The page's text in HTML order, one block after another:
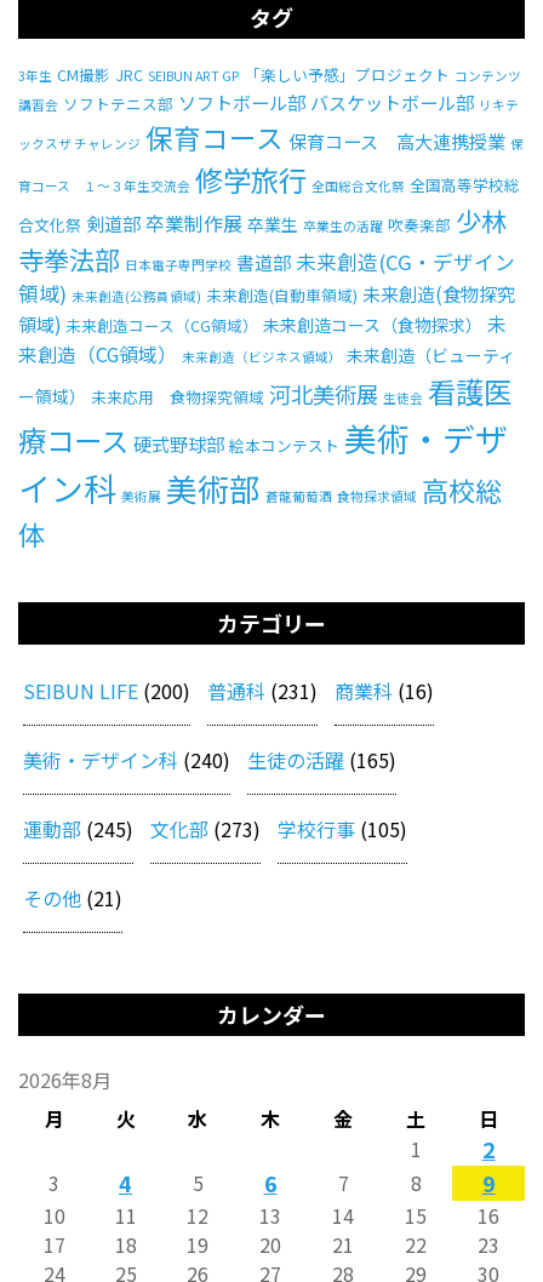
タグ
3年生 CM撮影 JRC SEIBUN ART GP 「楽しい予感」プロジェクト コンテンツ
講習会 ソフトテニス部 ソフトボール部 バスケットボール部 リキテ
ックスザ チャレンジ 保育コース 保育コース 高大連携授業 保
育コース １～３年生交流会 修学旅行 全国総合文化祭 全国高等学校総
合文化祭 剣道部卒業制作展 卒業生 卒業生の活躍 吹奏楽部 少林
寺拳法部 日本電子専門学校 書道部 未来創造(CG・デザイン
領域) 未来創造(公務員領域) 未来創造(自動車領域) 未来創造(食物探究
領域) 未来創造コース（CG領域） 未来創造コース（食物探求）
未
来創造（CG領域）
未来創造（ビジネス領域）
未来創造（ビューティ
ー領域）
未来応用 食物探究領域 河北美術展 生徒会 看護医
療コース 硬式野球部 絵本コンテスト 美術・デザ
イン科 美術展 美術部 蒼龍葡萄酒 食物探求領域 高校総
体
カテゴリー
SEIBUN LIFE (200) 普通科 (231) 商業科 (16)
美術・デザイン科 (240) 生徒の活躍 (165)
運動部 (245) 文化部 (273) 学校行事 (105)
その他 (21)
カレンダー
2026年8月
月
火 水 木 金 土 日
1 2
3 4 5 6 7 8 9
10 11 12 13 14 15
16
17
18 19 20 21 22
23
24
25 26 27 28 29
30